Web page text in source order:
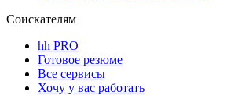
Соискателям
hh PRO
Готовое резюме
Все сервисы
Хочу у вас работать